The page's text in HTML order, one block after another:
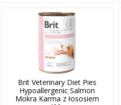
Brit Veterinary Diet Pies
Hypoallergenic Salmon
Mokra Karma z łososiem